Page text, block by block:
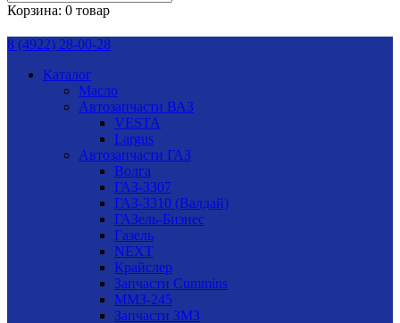
Корзина: 0 товар
8 (4922) 28-00-28
Каталог
Масло
Автозапчасти ВАЗ
VESTA
Largus
Автозапчасти ГАЗ
Волга
ГАЗ-3307
ГАЗ-3310 (Валдай)
ГАЗель-Бизнес
Газель
NEXT
Крайслер
Запчасти Cummins
ММЗ-245
Запчасти ЗМЗ